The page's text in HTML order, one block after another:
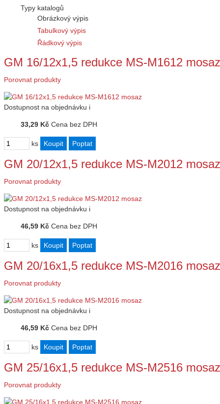
Typy katalogů
Obrázkový výpis
Tabulkový výpis
Řádkový výpis
GM 16/12x1,5 redukce MS-M1612 mosaz
Porovnat produkty
Dostupnost na objednávku i
33,29 Kč Cena bez DPH
ks
GM 20/12x1,5 redukce MS-M2012 mosaz
Porovnat produkty
Dostupnost na objednávku i
46,59 Kč Cena bez DPH
ks
GM 20/16x1,5 redukce MS-M2016 mosaz
Porovnat produkty
Dostupnost na objednávku i
46,59 Kč Cena bez DPH
ks
GM 25/16x1,5 redukce MS-M2516 mosaz
Porovnat produkty